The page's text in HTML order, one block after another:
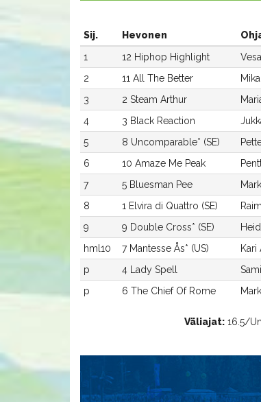
Sij. Hevonen
1
12 Hiphop Highlight
2
11 All The Better
3
2 Steam Arthur
4
3 Black Reaction
5
8 Uncomparable* (SE)
6
10 Amaze Me Peak
7
5 Bluesman Pee
8
1 Elvira di Quattro (SE)
9
9 Double Cross* (SE)
hml10
7 Mantesse Ås* (US) Kari
p
4 Lady Spell
p
6 The Chief Of Rome
Väliajat:16.5/